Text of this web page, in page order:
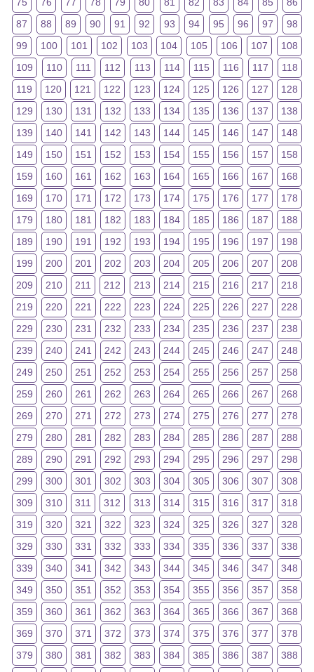
87
88 89 90 91 92 93 94 95 96 97
98
99
100 101 102 103 104 105 106 107
108
109
110 111 112 113 114 115 116 117
118
119
120 121 122 123 124 125 126 127
128
129
130 131 132 133 134 135 136 137
138
139
140 141 142 143 144 145 146 147
148
149
150 151 152 153 154 155 156 157
158
159
160 161 162 163 164 165 166 167
168
169
170 171 172 173 174 175 176 177
178
179
180 181 182 183 184 185 186 187
188
189
190 191 192 193 194 195 196 197
198
199
200 201 202 203 204 205 206 207
208
209
210 211 212 213 214 215 216 217
218
219
220 221 222 223 224 225 226 227
228
229
230 231 232 233 234 235 236 237
238
239
240 241 242 243 244 245 246 247
248
249
250 251 252 253 254 255 256 257
258
259
260 261 262 263 264 265 266 267
268
269
270 271 272 273 274 275 276 277
278
279
280 281 282 283 284 285 286 287
288
289
290 291 292 293 294 295 296 297
298
299
300 301 302 303 304 305 306 307
308
309
310 311 312 313 314 315 316 317
318
319
320 321 322 323 324 325 326 327
328
329
330 331 332 333 334 335 336 337
338
339
340 341 342 343 344 345 346 347
348
349
350 351 352 353 354 355 356 357
358
359
360 361 362 363 364 365 366 367
368
369
370 371 372 373 374 375 376 377
378
379
380 381 382 383 384 385 386 387
388